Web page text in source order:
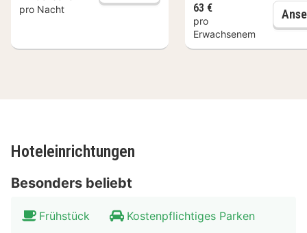
63 €
pro
Erwachsenem
pro Nacht
Hoteleinrichtungen
Besonders beliebt
Frühstück
Kostenpflichtiges Parken